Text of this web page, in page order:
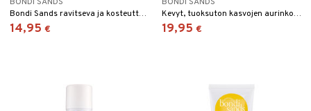
BONDI SANDS
Bondi Sands ravitseva ja kosteuttava huulivoide suojakertoimella 50
14,95 €
BONDI SANDS
Kevyt, tuoksuton kasvojen aurinkosuoja, jossa on SPF 50, Bondi Sandsilta.
19,95 €